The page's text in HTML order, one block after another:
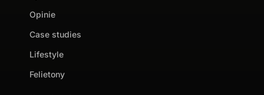
Opinie
Case studies
Lifestyle
Felietony